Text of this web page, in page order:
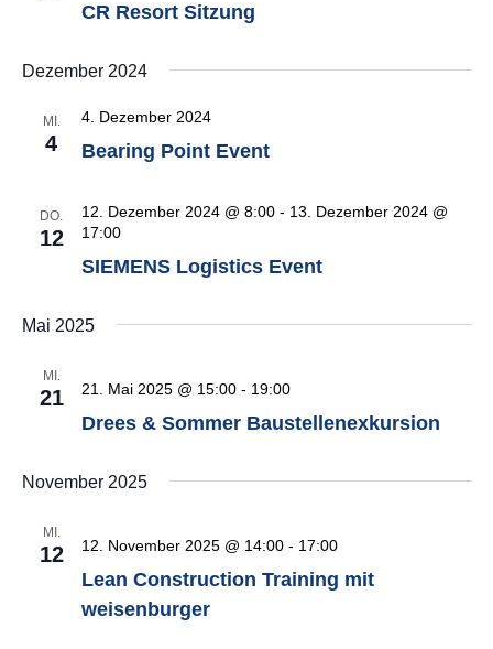
CR Resort Sitzung
Dezember 2024
MI.
4 Bearing Point Event
4. Dezember 2024
DO.
12
SIEMENS Logistics Event
12. Dezember 2024 @ 8:00- 13. Dezember 2024 @
17:00
Mai 2025
MI.
21
Drees & Sommer Baustellenexkursion
21. Mai 2025 @ 15:00- 19:00
November 2025
MI.
12
Lean Construction Training mit
weisenburger
12. November 2025 @ 14:00- 17:00